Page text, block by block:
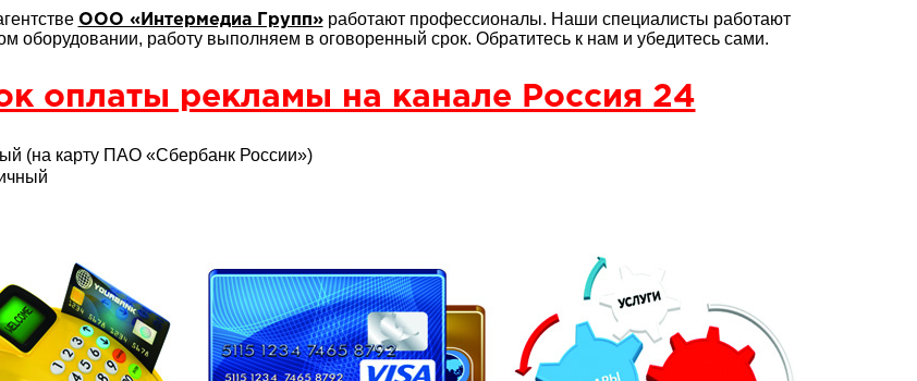
ООО «Интермедиа Групп»работают профессионалы. Наши специалисты работают
оборудовании, работу выполняем в оговоренный срок. Обратитесь к нам и убедитесь сами.
оплаты рекламы на канале Россия 24
(на карту ПАО «Сбербанк России»)